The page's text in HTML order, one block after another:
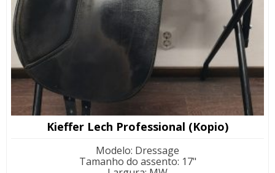
Kieffer Lech Professional (Kopio)
Modelo: Dressage
Tamanho do assento: 17"